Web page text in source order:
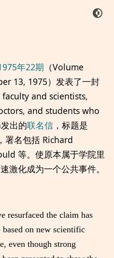
年22期 （Volume
13, 1975）发表了一封
and scientists,
and students who
出的联名信 ，标题是
名包括 Richard
等。使原本属于学院里
激化成为一个公共事件。
resurfaced the claim has
based on new scientific
even though strong